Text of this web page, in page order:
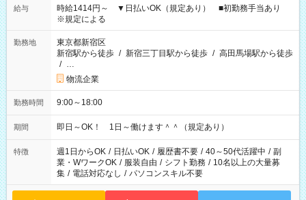
給与
時給1414円～ ▼日払いOK（規定あり） ■初勤務手当あり
※規定による
勤務地
東京都新宿区
新宿駅から徒歩 / 新宿三丁目駅から徒歩 / 高田馬場駅から徒歩
/ …
物流企業
勤務時間 9:00～18:00
期間 即日～OK！ 1日～働けます＾＾（規定あり）
特徴 週1日からOK / 日払いOK / 履歴書不要 / 40～50代活躍中 / 副
業・WワークOK / 服装自由 / シフト勤務 / 10名以上の大量募
集 / 電話対応なし / パソコンスキル不要